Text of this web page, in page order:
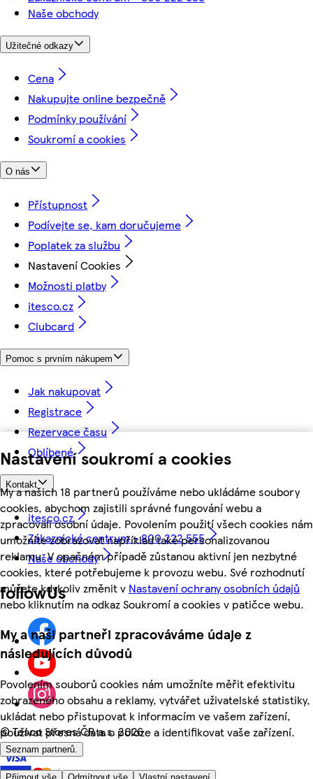
Nastavení soukromí a cookies
My a našich 18 partnerů používáme nebo ukládáme soubory
cookies, abychom zajistili správné fungování webu a
zpracovali osobní údaje. Povolením použití všech cookies nám
umožníte zobrazovat například také personalizovanou
reklamu. V opačném případě zůstanou aktivní jen nezbytné
cookies, které potřebujeme k provozu webu. Své rozhodnutí
můžete kdykoliv změnit v Nastavení ochrany osobních údajů
nebo kliknutím na odkaz Soukromí a cookies v patičce webu.
My a naši partneři zpracováváme údaje z
následujících důvodů
Povolením souborů cookies nám umožníte měřit efektivitu
zobrazeného obsahu a reklamy, vytvářet uživatelské statistiky,
ukládat nebo přistupovat k informacím ve vašem zařízení,
používat přesná data o poloze a identifikovat vaše zařízení.
Seznam partnerů.
Naše obchody
Užitečné odkazy
Cena
Nakupujte online bezpečně
Podmínky používání
Soukromí a cookies
O nás
Přístupnost
Podívejte se, kam doručujeme
Poplatek za službu
Nastavení Cookies
Možnosti platby
itesco.cz
Clubcard
Pomoc s prvním nákupem
Jak nakupovat
Registrace
Rezervace času
Oblíbené
Kontakt
itesco.cz
Zákaznické centrum - 800 222 555
Naše obchody
followUs
©Tesco Stores ČR a.s. 2026